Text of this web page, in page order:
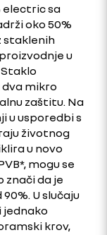
electric sa
oko 50%
staklenih
u
mikro
zaštitu. Na
u usporedbi s
životnog
u novo
mogu se
znači da je
U slučaju
jednako
krov,